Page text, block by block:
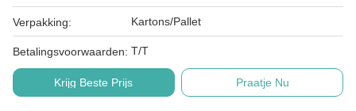
Verpakking: Kartons/Pallet
Betalingsvoorwaarden: T/T
Krijg Beste Prijs Praatje Nu